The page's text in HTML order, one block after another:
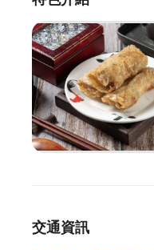
每道手工自製的餐
用料實在、堅持新
也期待每個用完餐
港味。
◼️推薦餐點：鮮蝦
（資料來源 : 本府
交通資訊